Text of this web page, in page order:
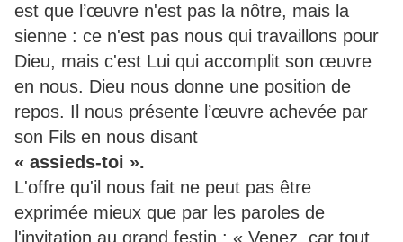
est que l’œuvre n'est pas la nôtre, mais la
sienne : ce n'est pas nous qui travaillons pour
Dieu, mais c'est Lui qui accomplit son œuvre
en nous. Dieu nous donne une position de
repos. Il nous présente l’œuvre achevée par
son Fils en nous disant
« assieds-toi ».
L'offre qu'il nous fait ne peut pas être
exprimée mieux que par les paroles de
l'invitation au grand festin : « Venez, car tout